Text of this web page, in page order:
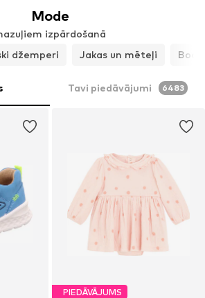
Mode
izpārdošanā
džemperi
Jakas un mēteļi Bodiji
Tavi piedāvājumi 6483
PIEDĀVĀJUMS